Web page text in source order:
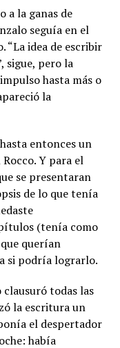
a la ganas de
seguía en el
“La idea de escribir
sigue, pero la
hasta más o
la
entonces un
Rocco. Y para el
se presentaran
de lo que tenía
(tenía como
querían
si podría lograrlo.
clausuró todas las
la escritura un
el despertador
había